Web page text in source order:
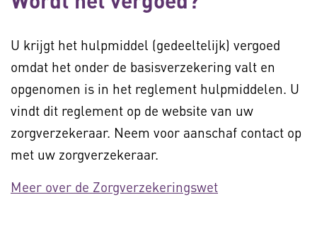
U krijgt het hulpmiddel (gedeeltelijk) vergoed
omdat het onder de basisverzekering valt en
opgenomen is in het reglement hulpmiddelen. U
vindt dit reglement op de website van uw
zorgverzekeraar. Neem voor aanschaf contact op
met uw zorgverzekeraar.
Meer over de Zorgverzekeringswet